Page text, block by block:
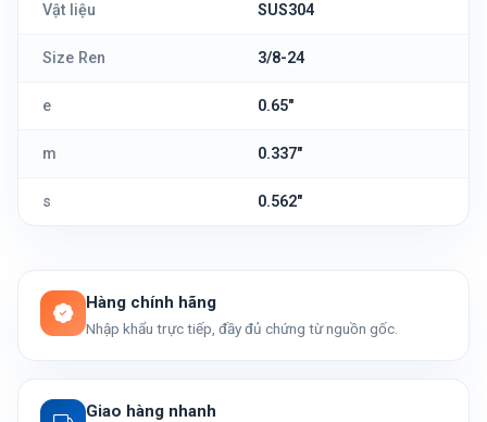
Vật liệu SUS304
Size Ren 3/8-24
e 0.65"
m 0.337"
s 0.562"
Hàng chính hãng
Nhập khẩu trực tiếp, đầy đủ chứng từ nguồn gốc.
Giao hàng nhanh